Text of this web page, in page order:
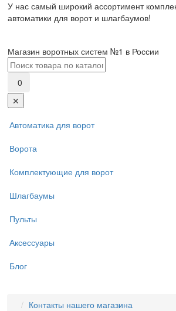
У нас самый широкий ассортимент
автоматики для ворот и шлагбаумов!
Магазин воротных систем №1 в России
0
✕
Автоматика для ворот
Ворота
Комплектующие для ворот
Шлагбаумы
Пульты
Аксессуары
Блог
Контакты нашего магазина